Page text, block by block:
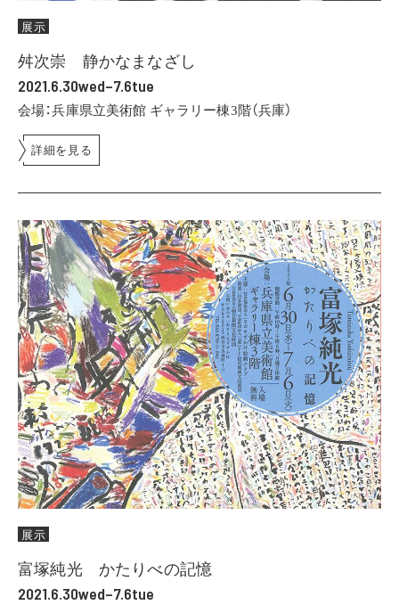
展示
舛次崇 静かなまなざし
2021.6.30wed–7.6tue
会場：兵庫県立美術館 ギャラリー棟3階（兵庫）
詳細を見る
展示
富塚純光 かたりべの記憶
2021.6.30wed–7.6tue